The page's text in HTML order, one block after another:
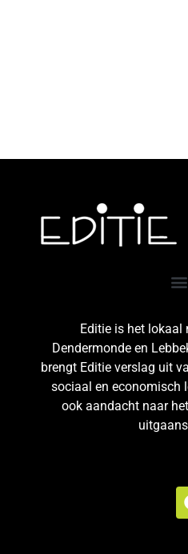
Editie is het
Dendermonde en
brengt Editie verslag uit
sociaal en economisch
ook aandacht naar